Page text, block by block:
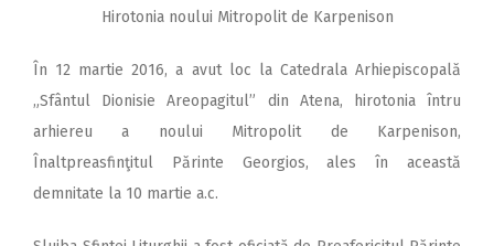
Hirotonia noului Mitropolit de Karpenison
În 12 martie 2016, a avut loc la Catedrala Arhiepisco­pală
„Sfântul Dionisie Areopagitul” din Atena, hirotonia întru
arhiereu a noului Mitropolit de Karpenison,
Înaltpreasfinţitul Părinte Georgios, ales în această
demnitate la 10 martie a.c.